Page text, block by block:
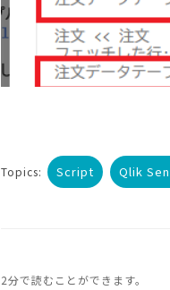
Topics: Script Qlik
2分で読むことができます。